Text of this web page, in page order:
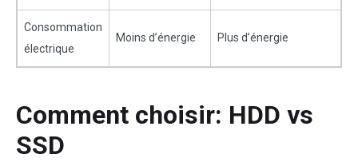
Consommation
électrique
Moins d’énergie Plus d’énergie
Comment choisir: HDD vs
SSD